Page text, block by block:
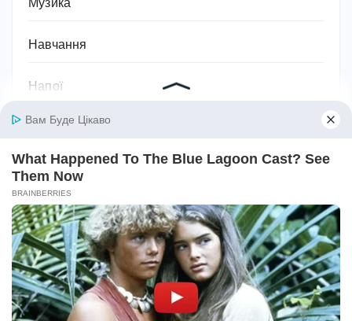
Музика
Навчання
Напої
Наука та природа
Новини
Одяг, взуття, аксесуари та мода
Освіта
Паразити